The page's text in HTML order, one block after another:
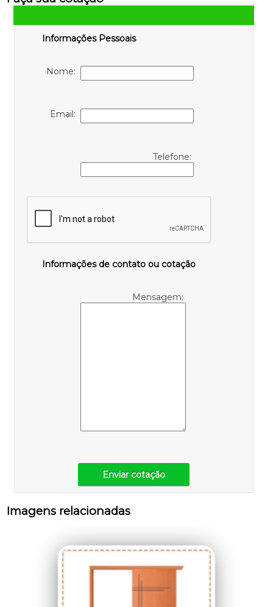
Informações Pessoais
Nome:
Email:
Telefone:
Informações de contato ou cotação
Mensagem:
Enviar cotação
Imagens relacionadas